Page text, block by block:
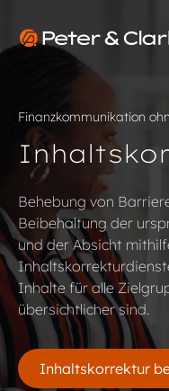
Go to Peter & Clark
Finanzkommunikation
Behebung von
Beibehaltung der
und der Absicht
Inhalte für alle
übersichtlicher sind.
Inhaltskorrektur